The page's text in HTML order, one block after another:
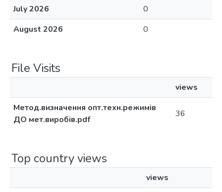
July 2026
0
August 2026
0
File Visits
views
Метод.визначення опт.техн.режимів
ДО мет.виробів.pdf
36
Top country views
views